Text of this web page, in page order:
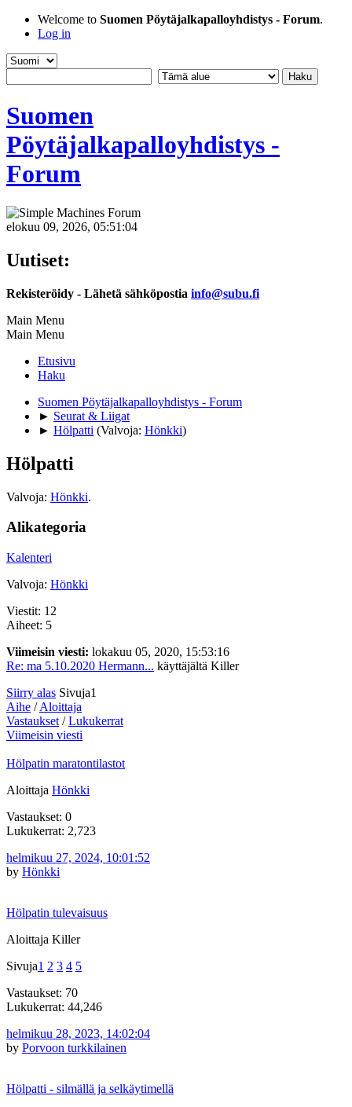
Welcome to Suomen Pöytäjalkapalloyhdistys - Forum.
Log in
Suomen
Pöytäjalkapalloyhdistys -
Forum
elokuu 09, 2026, 05:51:04
Uutiset:
Rekisteröidy - Lähetä sähköpostia info@subu.fi
Main Menu
Main Menu
Etusivu
Haku
Suomen Pöytäjalkapalloyhdistys - Forum
► Seurat & Liigat
► Hölpatti (Valvoja: Hönkki)
Hölpatti
Valvoja: Hönkki.
Alikategoria
Kalenteri
Valvoja: Hönkki
Viestit: 12
Aiheet: 5
Viimeisin viesti: lokakuu 05, 2020, 15:53:16
Re: ma 5.10.2020 Hermann... käyttäjältä Killer
Siirry alas Sivuja1
Aihe /Aloittaja
Vastaukset /Lukukerrat
Viimeisin viesti
Hölpatin maratontilastot
Aloittaja Hönkki
Vastaukset: 0
Lukukerrat: 2,723
helmikuu 27, 2024, 10:01:52
by Hönkki
Hölpatin tulevaisuus
Aloittaja Killer
Sivuja1 2 3 4 5
Vastaukset: 70
Lukukerrat: 44,246
helmikuu 28, 2023, 14:02:04
by Porvoon turkkilainen
Hölpatti - silmällä ja selkäytimellä